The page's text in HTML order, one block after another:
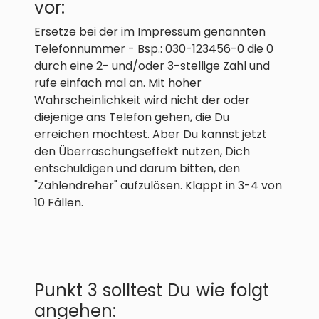
vor:
Ersetze bei der im Impressum genannten
Telefonnummer - Bsp.: 030-123456-0 die 0
durch eine 2- und/oder 3-stellige Zahl und
rufe einfach mal an. Mit hoher
Wahrscheinlichkeit wird nicht der oder
diejenige ans Telefon gehen, die Du
erreichen möchtest. Aber Du kannst jetzt
den Überraschungseffekt nutzen, Dich
entschuldigen und darum bitten, den
"Zahlendreher" aufzulösen. Klappt in 3-4 von
10 Fällen.
Punkt 3 solltest Du wie folgt
angehen: